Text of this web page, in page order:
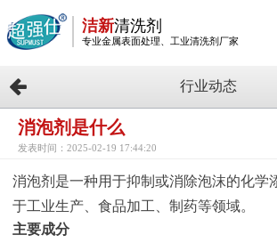
洁新清洗剂
专业金属表面处理、工业清洗剂厂家
行业动态
消泡剂是什么
发表时间：2025-02-19 17:44:20
消泡剂是一种用于抑制或消除泡沫的化学
于工业生产、食品加工、制药等领域。
主要成分